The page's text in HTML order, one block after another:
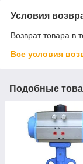
Условия
Возврат товара в
Все условия
Подобные